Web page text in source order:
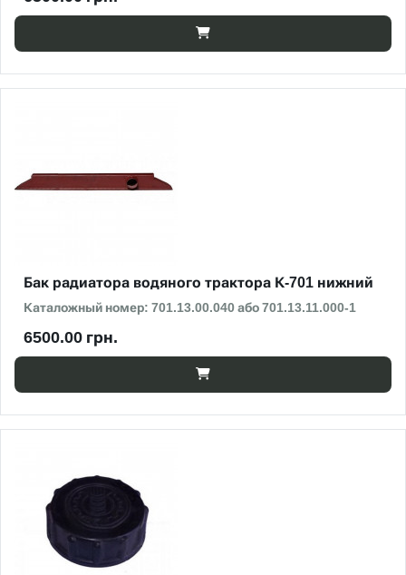
Бак радиатора водяного трактора К-701 нижний
Каталожный номер: 701.13.00.040 або 701.13.11.000-1
6500.00 грн.